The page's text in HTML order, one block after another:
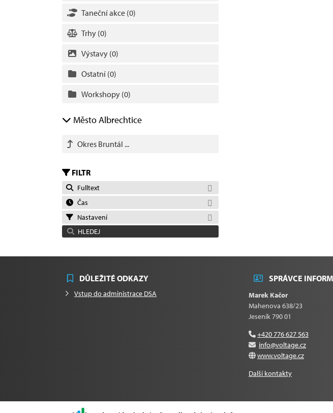
Taneční akce (0)
Trhy (0)
Výstavy (0)
Ostatní (0)
Workshopy (0)
Město Albrechtice
Okres Bruntál ...
FILTR
Fulltext
Čas
Nastavení
HLEDEJ
DŮLEŽITÉ ODKAZY
Vstup do administrace DSA
SPRÁVCE
Marek Kačor
Mahenova 638/23
Jeseník 790 01
+420 776 627 563
info@voltage.cz
www.voltage.cz
Další kontakty